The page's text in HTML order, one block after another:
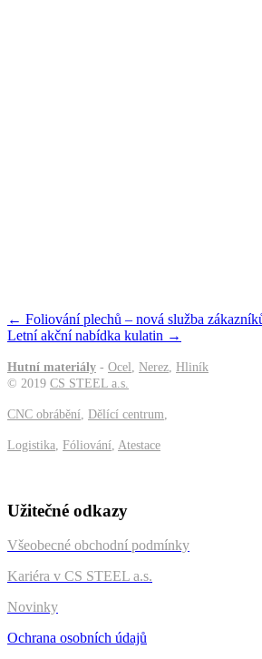
Posts
navigation
← Foliování plechů – nová služba
Letní akční nabídka kulatin →
Hutní materiály - Ocel Nerez Hliník
© 2019 CS STEEL a.s.
CNC obrábění Dělící centrum
Logistika Fóliování Atestace
Užitečné odkazy
Všeobecné obchodní podmínky
Kariéra v CS STEEL a.s.
Novinky
Ochrana osobních údajů